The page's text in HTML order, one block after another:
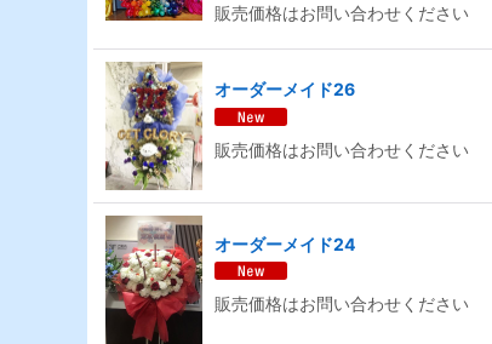
販売価格はお問い合わせください
オーダーメイド26
販売価格はお問い合わせください
オーダーメイド24
販売価格はお問い合わせください